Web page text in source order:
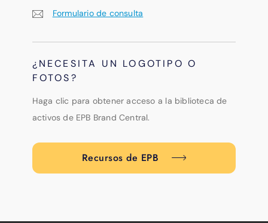
Formulario de consulta
¿NECESITA UN LOGOTIPO O
FOTOS?
Haga clic para obtener acceso a la biblioteca de
activos de EPB Brand Central.
Recursos de EPB